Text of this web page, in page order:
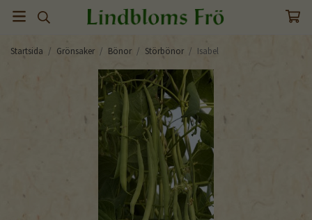
Startsida / Grönsaker / Bönor / Störbönor / Isabel